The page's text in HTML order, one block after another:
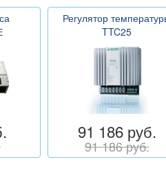
Регулятор
TTC25
91 186 руб.
91 186 руб.